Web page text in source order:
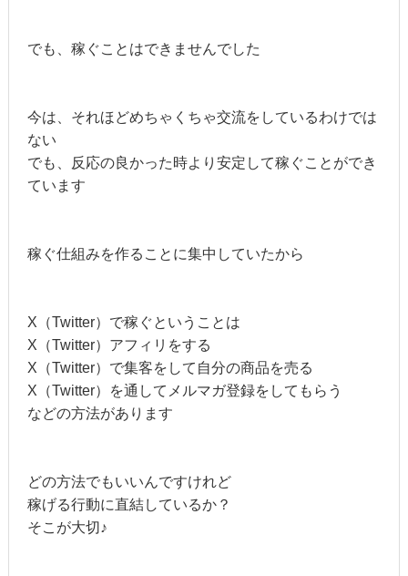
でも、稼ぐことはできませんでした
今は、それほどめちゃくちゃ交流をしているわけでは
ない
でも、反応の良かった時より安定して稼ぐことができ
ています
稼ぐ仕組みを作ることに集中していたから
X（Twitter）で稼ぐということは
X（Twitter）アフィリをする
X（Twitter）で集客をして自分の商品を売る
X（Twitter）を通してメルマガ登録をしてもらう
などの方法があります
どの方法でもいいんですけれど
稼げる行動に直結しているか？
そこが大切♪